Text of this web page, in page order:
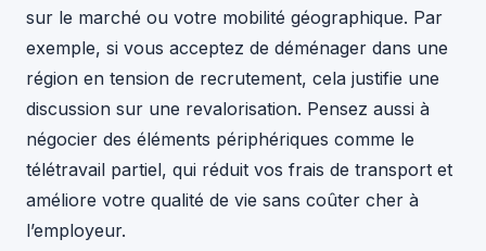
sur le marché ou votre mobilité géographique. Par
exemple, si vous acceptez de déménager dans une
région en tension de recrutement, cela justifie une
discussion sur une revalorisation. Pensez aussi à
négocier des éléments périphériques comme le
télétravail partiel, qui réduit vos frais de transport et
améliore votre qualité de vie sans coûter cher à
l’employeur.